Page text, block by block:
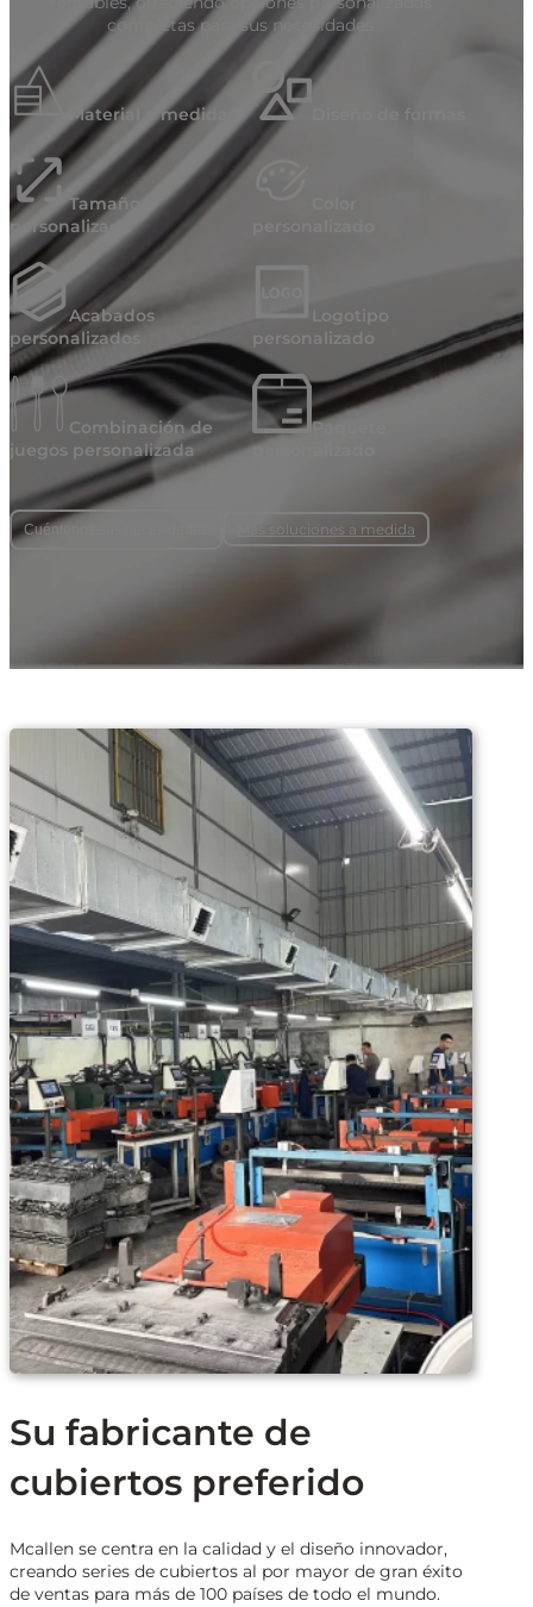
completas para sus necesidades
Material a medida
Tamaño
personalizado
Acabados
personalizados
Logotipo
personalizado
Combinación de
juegos personalizada
Paquete
personalizado
Cuéntenos sus necesidades Más soluciones a medida
Su fabricante de
cubiertos preferido
Mcallen se centra en la calidad y el diseño innovador,
creando series de cubiertos al por mayor de gran éxito
de ventas para más de 100 países de todo el mundo.